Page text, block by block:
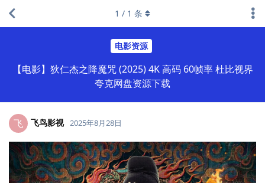
电影资源
【电影】狄仁杰之降魔咒 (2025) 4K 高码 60帧率 杜比视界
夸克网盘资源下载
1 / 1 条
飞 飞鸟影视 2025年8月28日